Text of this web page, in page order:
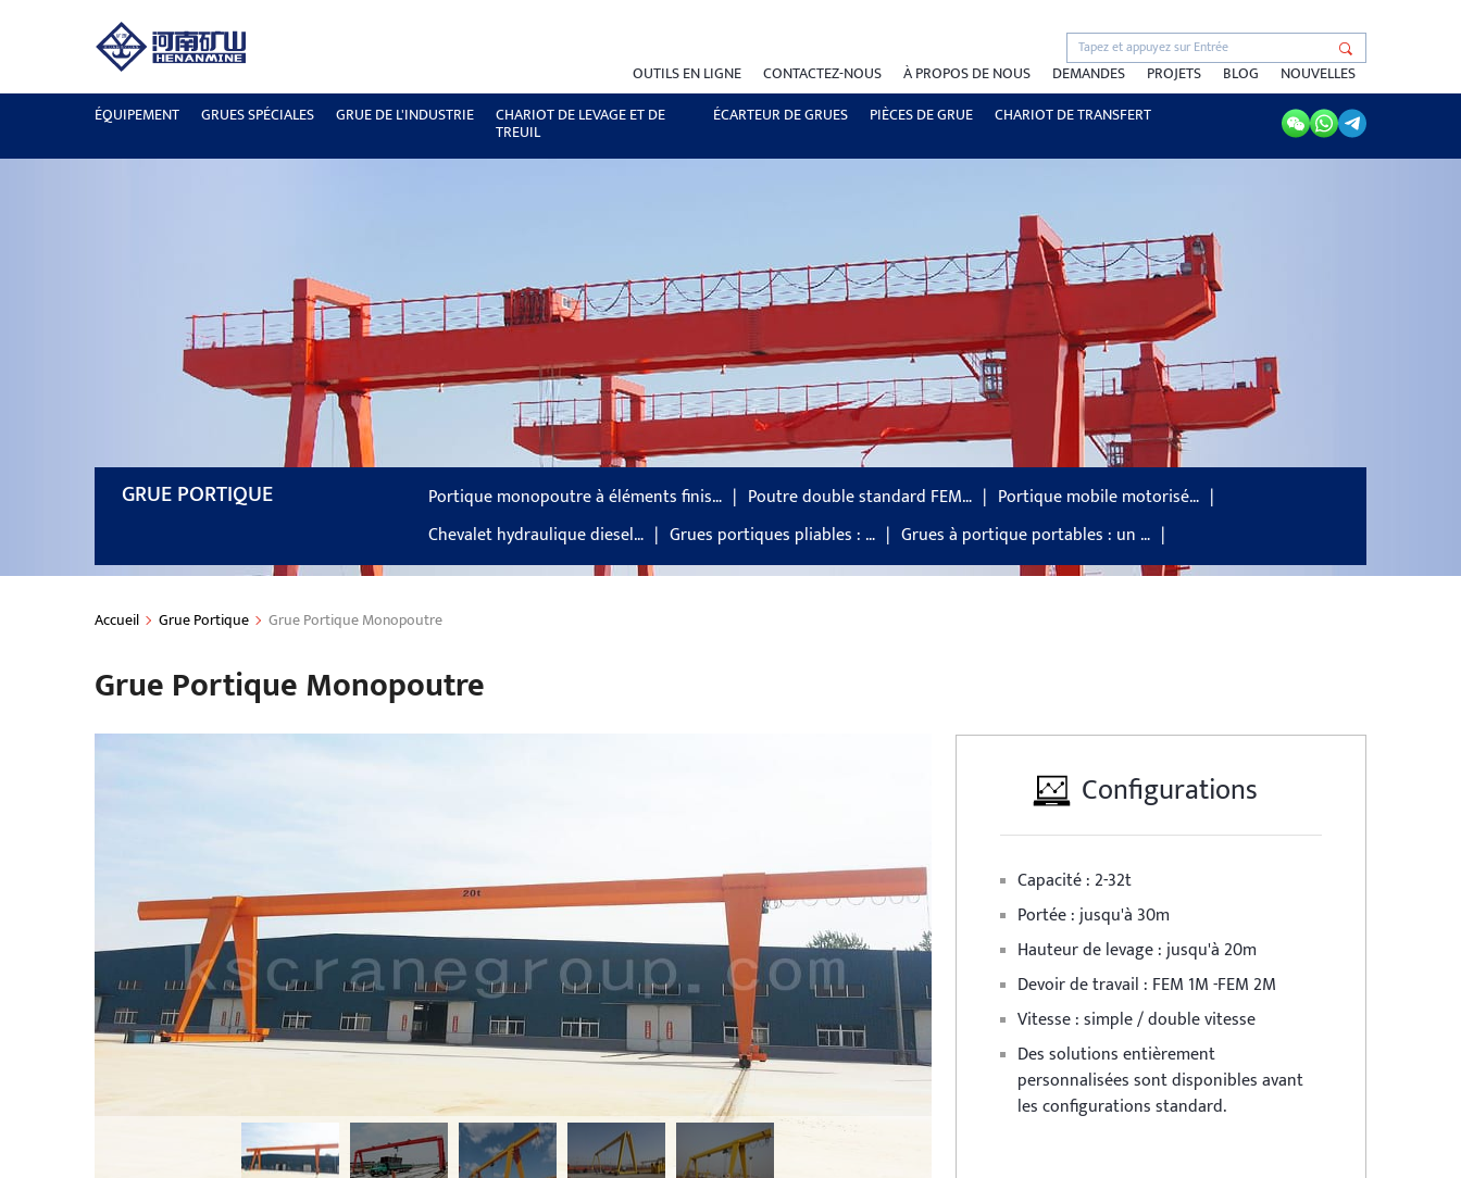
OUTILS EN LIGNE CONTACTEZ-NOUS À PROPOS DE NOUS DEMANDES PROJETS BLOG
NOUVELLES
ÉQUIPEMENT
GRUES SPÉCIALES GRUE DE L'INDUSTRIE CHARIOT DE LEVAGE ET DE
TREUIL
ÉCARTEUR DE GRUES PIÈCES DE GRUE CHARIOT DE TRANSFERT
GRUE PORTIQUE Portique monopoutre à éléments finis… Poutre double standard FEM…
Portique mobile motorisé…
Chevalet hydraulique diesel…
Grues portiques pliables : … Grues à portique portables : un …
Accueil Grue Portique Grue Portique Monopoutre
Grue Portique Monopoutre
Configurations
Capacité : 2-32t
Portée : jusqu'à 30m
Hauteur de levage : jusqu'à 20m
Devoir de travail : FEM 1M -FEM 2M
Vitesse : simple / double vitesse
Des solutions entièrement
personnalisées sont disponibles avant
les configurations standard.